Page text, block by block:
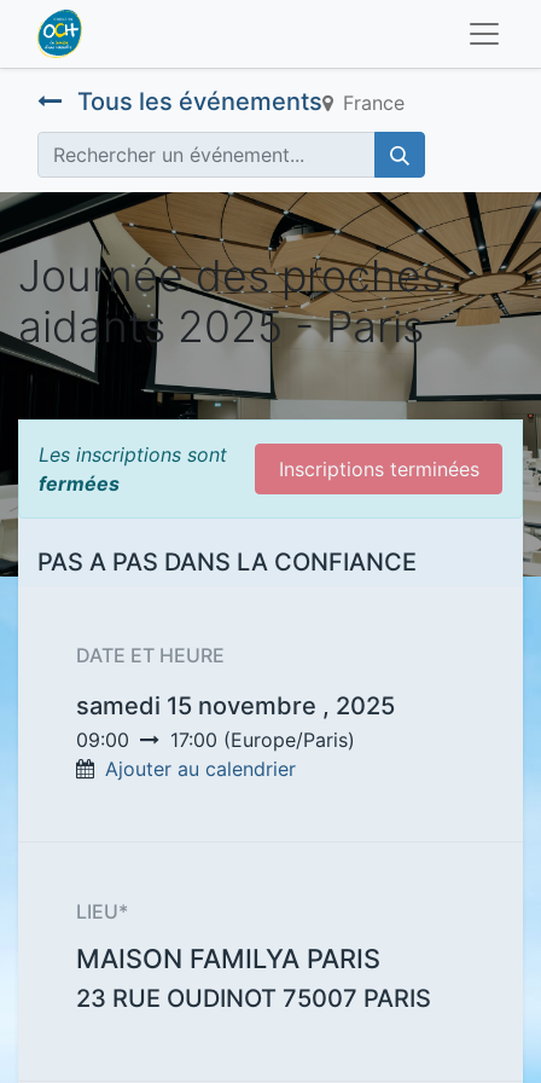
Tous les événements France
Journée des proches
aidants 2025 - Paris
Les inscriptions sont
fermées
Inscriptions terminées
PAS A PAS DANS LA CONFIANCE
DATE ET HEURE
samedi 15 novembre , 2025
09:00 17:00 (Europe/Paris)
Ajouter au calendrier
LIEU*
MAISON FAMILYA PARIS
23 RUE OUDINOT 75007 PARIS